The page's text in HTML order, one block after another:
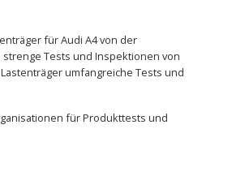
für Audi A4 von der
Tests und Inspektionen von
umfangreiche Tests und
für Produkttests und